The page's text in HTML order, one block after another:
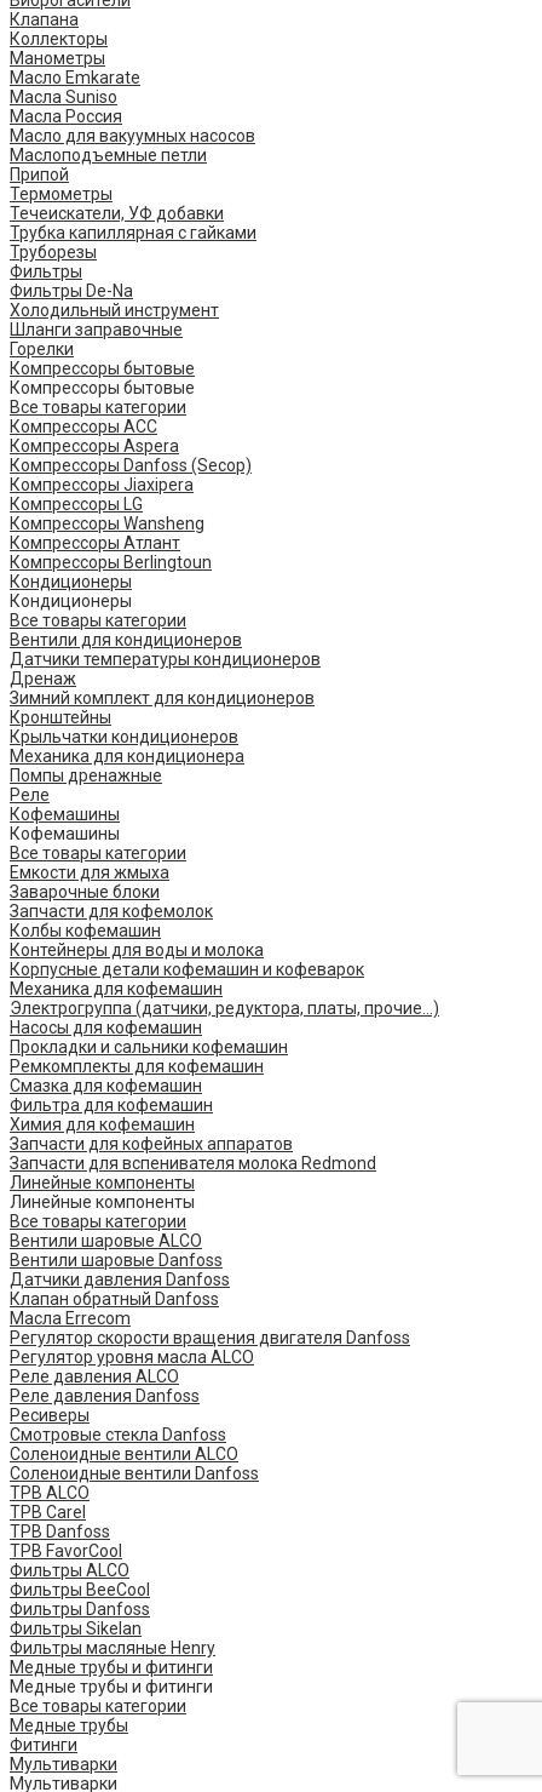
Клапана
Коллекторы
Манометры
Масло Emkarate
Масла Suniso
Масла Россия
Масло для вакуумных насосов
Маслоподъемные петли
Припой
Термометры
Течеискатели, УФ добавки
Трубка капиллярная с гайками
Труборезы
Фильтры
Фильтры De-Na
Холодильный инструмент
Шланги заправочные
Горелки
Компрессоры бытовые
Компрессоры бытовые
Все товары категории
Компрессоры ACC
Компрессоры Aspera
Компрессоры Danfoss (Secop)
Компрессоры Jiaxipera
Компрессоры LG
Компрессоры Wansheng
Компрессоры Атлант
Компрессоры Berlingtoun
Кондиционеры
Кондиционеры
Все товары категории
Вентили для кондиционеров
Датчики температуры кондиционеров
Дренаж
Зимний комплект для кондиционеров
Кронштейны
Крыльчатки кондиционеров
Механика для кондиционера
Помпы дренажные
Реле
Кофемашины
Кофемашины
Все товары категории
Емкости для жмыха
Заварочные блоки
Запчасти для кофемолок
Колбы кофемашин
Контейнеры для воды и молока
Корпусные детали кофемашин и кофеварок
Механика для кофемашин
Электрогруппа (датчики, редуктора, платы, прочие...)
Насосы для кофемашин
Прокладки и сальники кофемашин
Ремкомплекты для кофемашин
Смазка для кофемашин
Фильтра для кофемашин
Химия для кофемашин
Запчасти для кофейных аппаратов
Запчасти для вспенивателя молока Redmond
Линейные компоненты
Линейные компоненты
Все товары категории
Вентили шаровые ALCO
Вентили шаровые Danfoss
Датчики давления Danfoss
Клапан обратный Danfoss
Масла Errecom
Регулятор скорости вращения двигателя Danfoss
Регулятор уровня масла ALCO
Реле давления ALCO
Реле давления Danfoss
Ресиверы
Смотровые стекла Danfoss
Соленоидные вентили ALCO
Соленоидные вентили Danfoss
ТРВ ALCO
ТРВ Carel
ТРВ Danfoss
ТРВ FavorCool
Фильтры ALCO
Фильтры BeeCool
Фильтры Danfoss
Фильтры Sikelan
Фильтры масляные Henry
Медные трубы и фитинги
Медные трубы и фитинги
Все товары категории
Медные трубы
Фитинги
Мультиварки
Мультиварки